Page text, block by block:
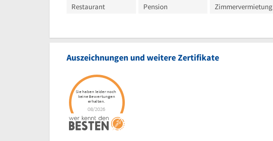
Restaurant Pension Zimmervermietung
Auszeichnungen und weitere Zertifikate